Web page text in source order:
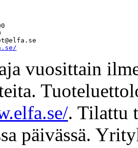
vuosittain
. Tilattu
päivässä.